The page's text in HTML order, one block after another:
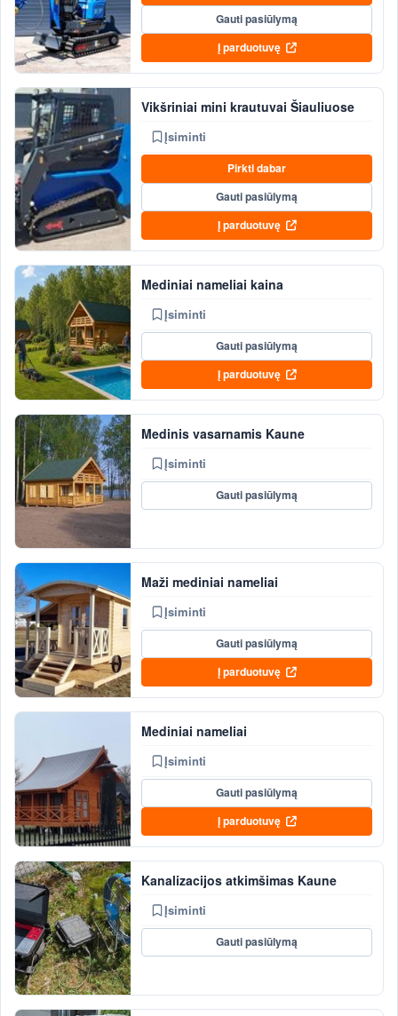
Gauti pasiūlymą
Į parduotuvę
Vikšriniai mini krautuvai Šiauliuose
Įsiminti
Pirkti dabar
Gauti pasiūlymą
Į parduotuvę
Mediniai nameliai kaina
Įsiminti
Gauti pasiūlymą
Į parduotuvę
Medinis vasarnamis Kaune
Įsiminti
Gauti pasiūlymą
Maži mediniai nameliai
Įsiminti
Gauti pasiūlymą
Į parduotuvę
Mediniai nameliai
Įsiminti
Gauti pasiūlymą
Į parduotuvę
Kanalizacijos atkimšimas Kaune
Įsiminti
Gauti pasiūlymą